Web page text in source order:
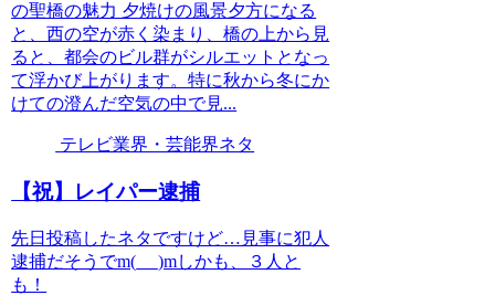
の聖橋の魅力 夕焼けの風景夕方になる
と、西の空が赤く染まり、橋の上から見
ると、都会のビル群がシルエットとなっ
て浮かび上がります。特に秋から冬にか
けての澄んだ空気の中で見...
テレビ業界・芸能界ネタ
【祝】レイパー逮捕
先日投稿したネタですけど…見事に犯人
逮捕だそうでm(_ _)mしかも、３人と
も！